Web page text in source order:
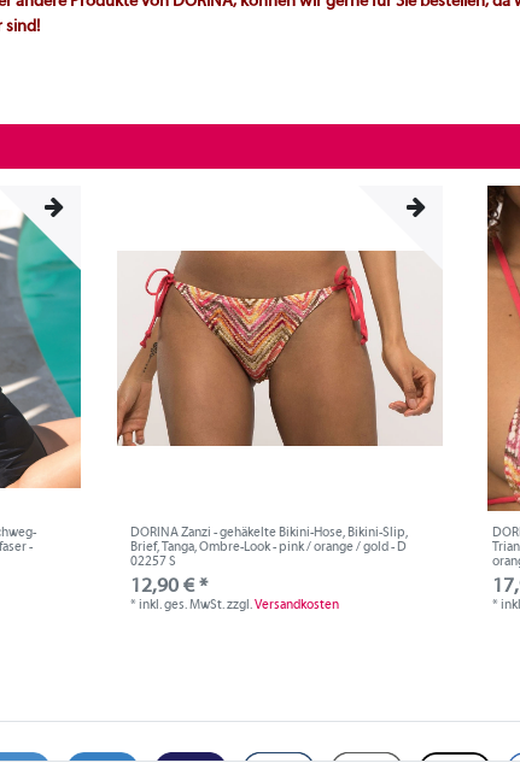
sind!
-
DORINA Zanzi - gehäkelte Bikini-Hose, Bikini-Slip,
Brief, Tanga, Ombre-Look - pink / orange / gold - D
02257 S
12,90 € *
*inkl. ges. MwSt.zzgl.Versandkosten *